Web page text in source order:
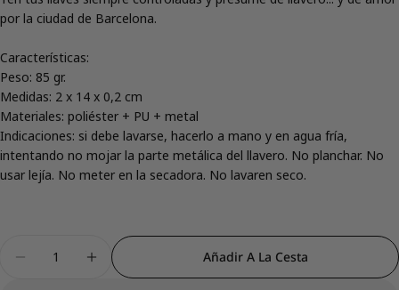
por la ciudad de Barcelona.
Características:
Peso: 85 gr.
Medidas: 2 x 14 x 0,2 cm
Materiales: poliéster + PU + metal
Indicaciones: si debe lavarse, hacerlo a mano y en agua fría,
intentando no mojar la parte metálica del llavero. No planchar. No
usar lejía. No meter en la secadora. No lavaren seco.
Disminuir Cantidad Para Keyring Lanyard -
Aumentar Cantidad Para Keyring
Añadir A La Cesta
Compartir
Compartir
en
Compartir
en
Pin
en